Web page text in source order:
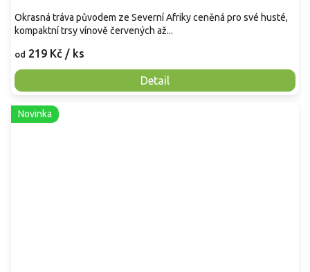
od 219 Kč / ks
Detail
Okrasná tráva původem ze Severní Afriky ceněná pro své husté,
kompaktní trsy vínově červených až...
Novinka